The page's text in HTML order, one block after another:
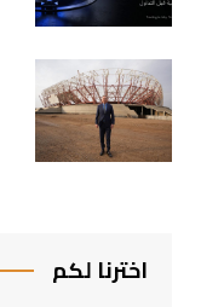
اخترنا لكم